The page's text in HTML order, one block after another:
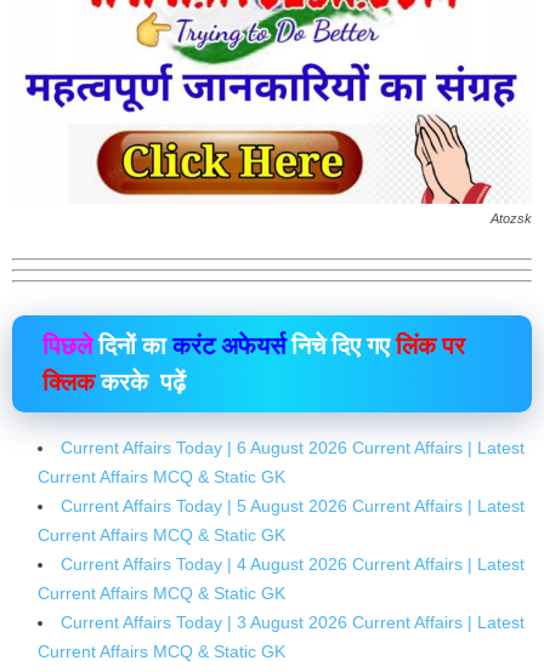
Atozsk
पिछलेदिनों काकरंट अफेयर्सनिचे दिए गएलिंक पर
क्लिककरके पढ़ें
Current Affairs Today | 6 August 2026 Current Affairs | Latest
Current Affairs MCQ & Static GK
Current Affairs Today | 5 August 2026 Current Affairs | Latest
Current Affairs MCQ & Static GK
Current Affairs Today | 4 August 2026 Current Affairs | Latest
Current Affairs MCQ & Static GK
Current Affairs Today | 3 August 2026 Current Affairs | Latest
Current Affairs MCQ & Static GK